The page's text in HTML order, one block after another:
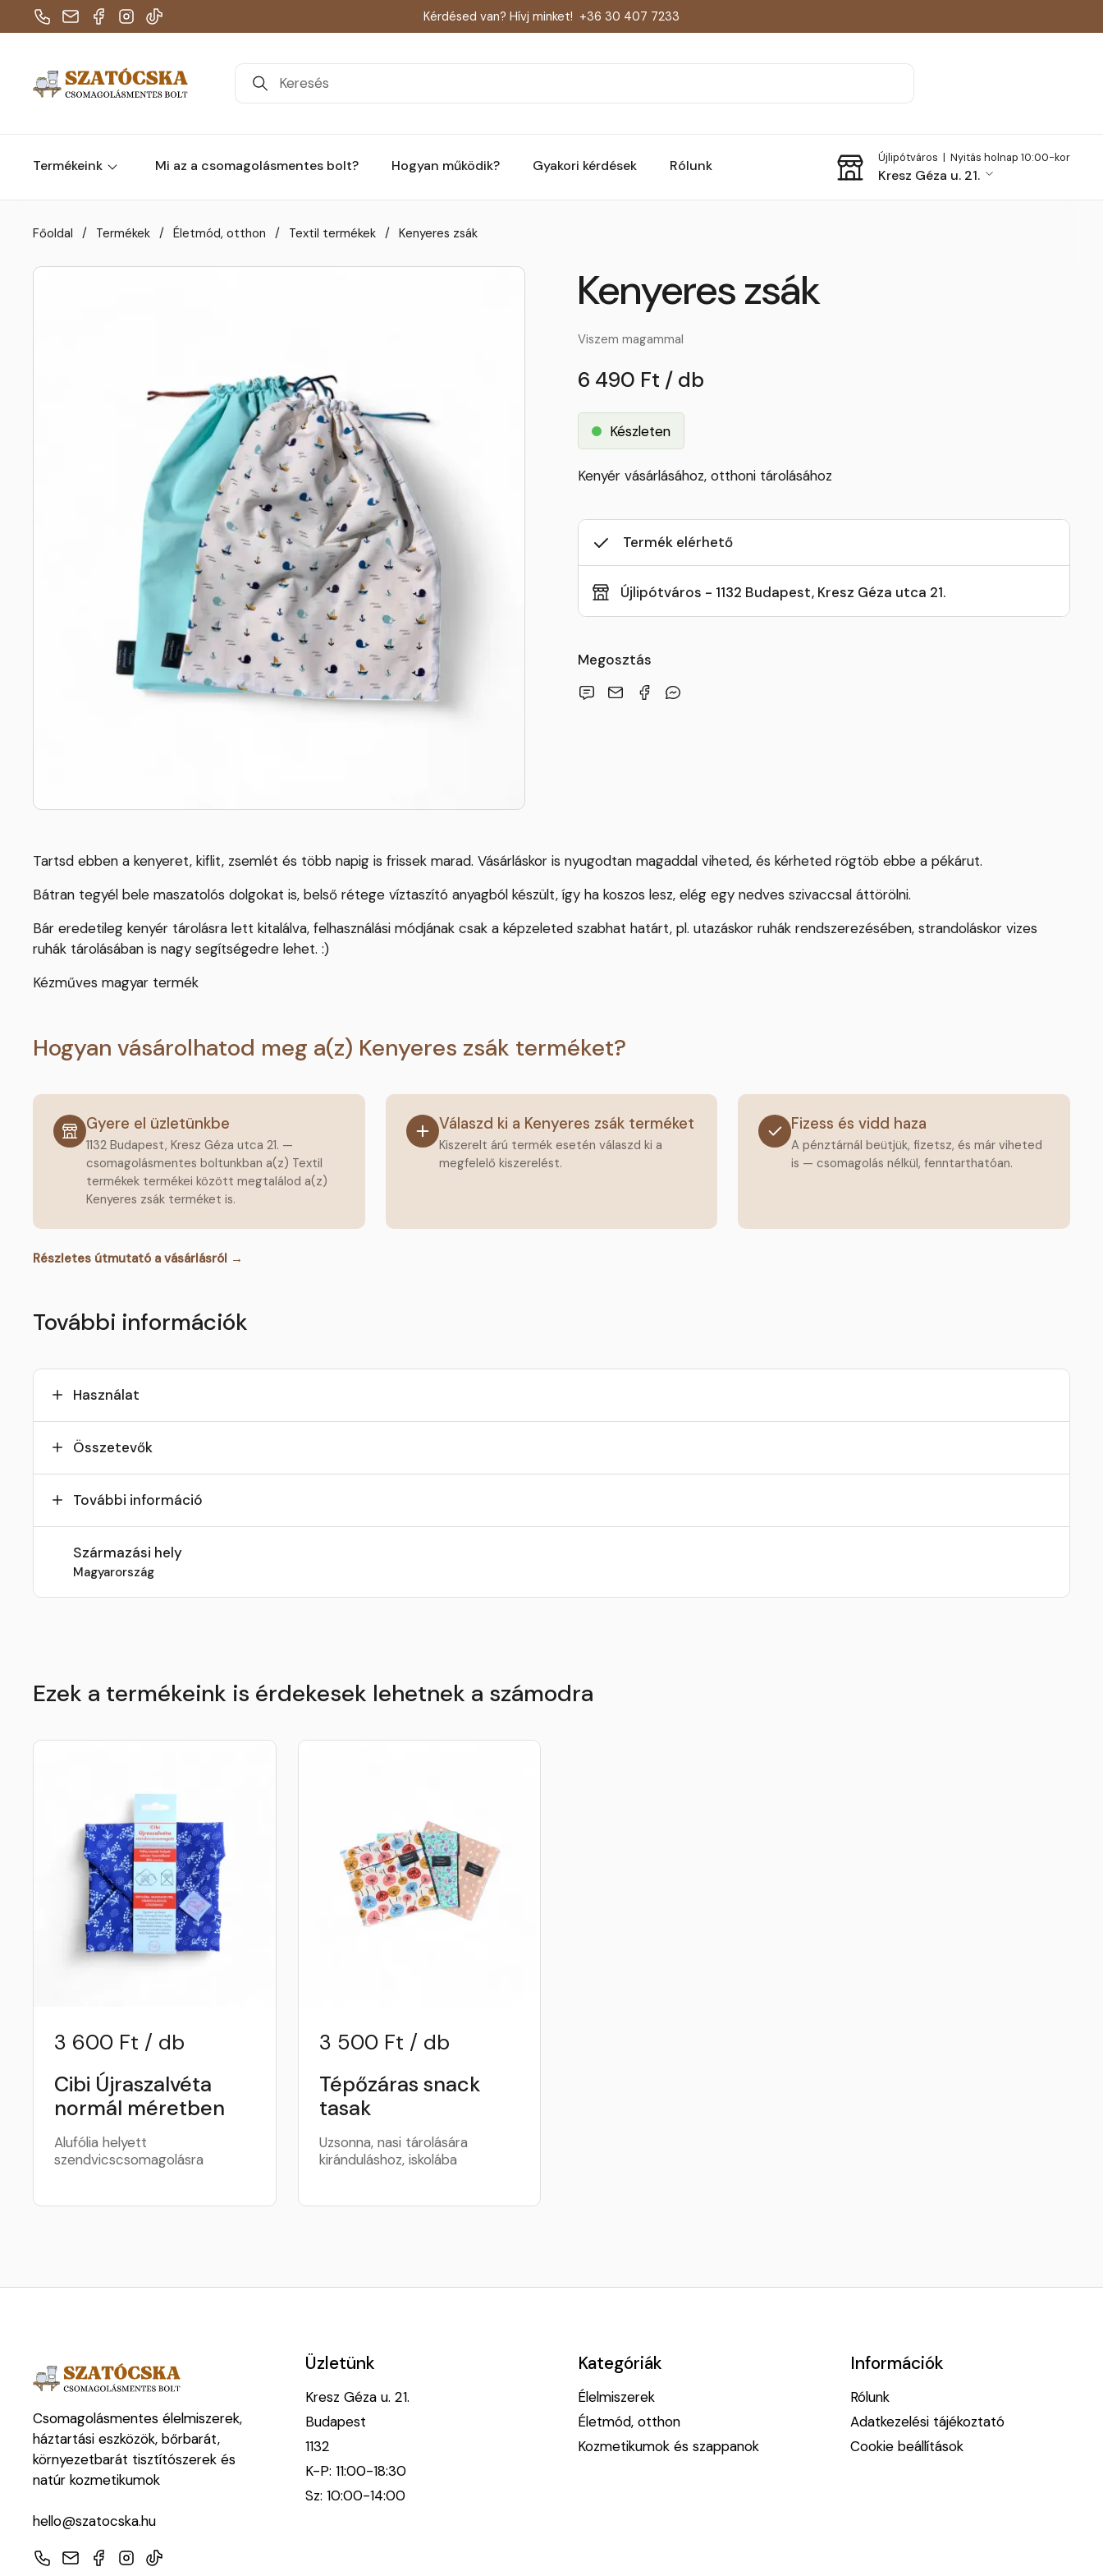
TelefonE-mailFacebook
Instagram
TikTok
Kérdésed van? Hívj minket! +36 30 407 7233
Termékeink Mi az a csomagolásmentes bolt? Hogyan működik? Gyakori kérdések Rólunk Újlipótváros | Nyitás holnap 10:00-kor
Kresz Géza u. 21.
Főoldal / Termékek / Életmód, otthon / Textil termékek / Kenyeres zsák
Kenyeres zsák
Viszem magammal
6 490 Ft / db
Készleten
Kenyér vásárlásához, otthoni tárolásához
Termék elérhető
Újlipótváros - 1132 Budapest, Kresz Géza utca 21.
Megosztás
Tartsd ebben a kenyeret, kiflit, zsemlét és több napig is frissek marad. Vásárláskor is nyugodtan magaddal viheted, és kérheted rögtöb ebbe a pékárut.
Bátran tegyél bele maszatolós dolgokat is, belső rétege víztaszító anyagból készült, így ha koszos lesz, elég egy nedves szivaccsal áttörölni.
Bár eredetileg kenyér tárolásra lett kitalálva, felhasználási módjának csak a képzeleted szabhat határt, pl. utazáskor ruhák rendszerezésében, strandoláskor vizes
ruhák tárolásában is nagy segítségedre lehet. :)
Kézműves magyar termék
Hogyan vásárolhatod meg a(z) Kenyeres zsák terméket?
Gyere el üzletünkbe
1132 Budapest, Kresz Géza utca 21. —
csomagolásmentes boltunkban a(z) Textil
termékek termékei között megtalálod a(z)
Kenyeres zsák terméket is.
Válaszd ki a Kenyeres zsák terméket
Kiszerelt árú termék esetén válaszd ki a
megfelelő kiszerelést.
Fizess és vidd haza
A pénztárnál beütjük, fizetsz, és már viheted
is — csomagolás nélkül, fenntarthatóan.
Részletes útmutató a vásárlásról →
További információk
Használat
Összetevők
További információ
Származási hely
Magyarország
Ezek a termékeink is érdekesek lehetnek a számodra
3 600 Ft / db
Cibi Újraszalvéta
normál méretben
Alufólia helyett
szendvicscsomagolásra
3 500 Ft / db
Tépőzáras snack
tasak
Uzsonna, nasi tárolására
kiránduláshoz, iskolába
Csomagolásmentes élelmiszerek,
háztartási eszközök, bőrbarát,
környezetbarát tisztítószerek és
natúr kozmetikumok
hello@szatocska.hu
TelefonE-mailFacebook
Instagram
TikTok
Üzletünk
Kresz Géza u. 21.
Budapest
1132
K-P: 11:00-18:30
Sz: 10:00-14:00
Kategóriák
Élelmiszerek
Életmód, otthon
Kozmetikumok és szappanok
Információk
Rólunk
Adatkezelési tájékoztató
Cookie beállítások